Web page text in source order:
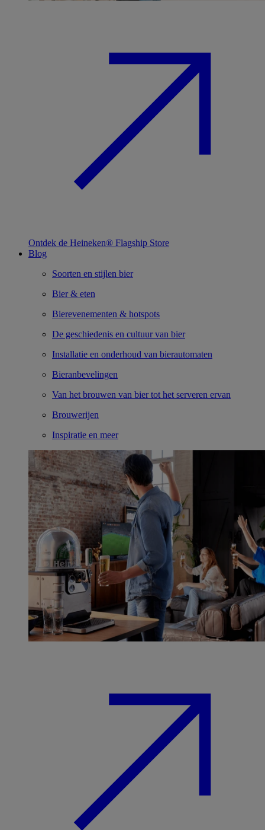
Ontdek de Heineken® Flagship Store
Blog
Soorten en stijlen bier
Bier & eten
Bierevenementen & hotspots
De geschiedenis en cultuur van bier
Installatie en onderhoud van bierautomaten
Bieranbevelingen
Van het brouwen van bier tot het serveren ervan
Brouwerijen
Inspiratie en meer